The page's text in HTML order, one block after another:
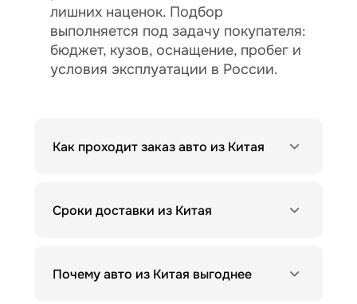
лишних наценок. Подбор
выполняется под задачу покупателя:
бюджет, кузов, оснащение, пробег и
условия эксплуатации в России.
Как проходит заказ авто из Китая
Сроки доставки из Китая
Почему авто из Китая выгоднее